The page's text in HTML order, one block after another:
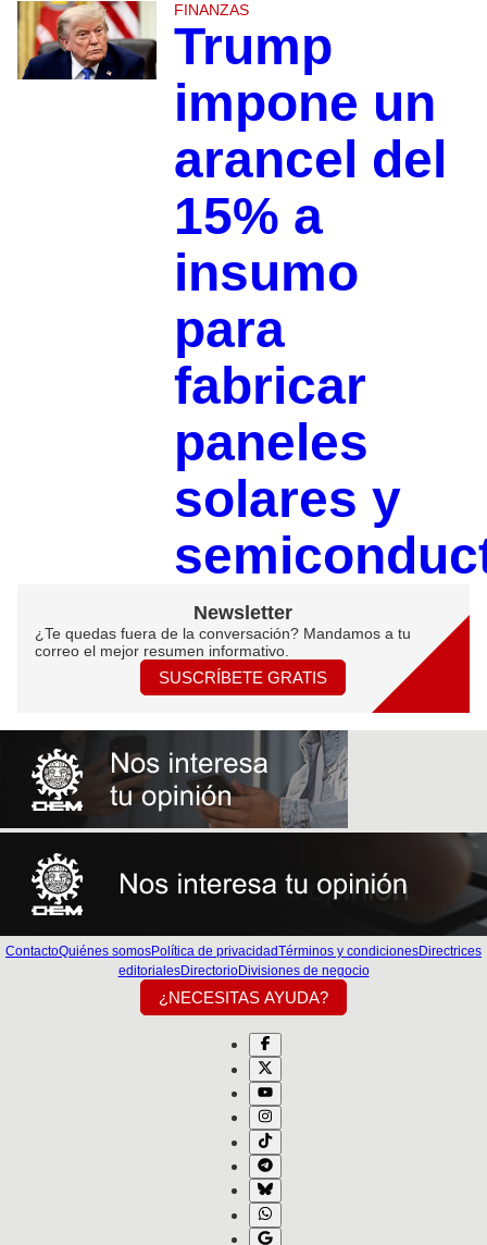
FINANZAS
Trump
impone un
arancel del
15% a
insumo
para
fabricar
paneles
solares y
Newsletter
¿Te quedas fuera de la conversación? Mandamos a tu
correo el mejor resumen informativo.
SUSCRÍBETE GRATIS
ContactoQuiénes somosPolítica de privacidadTérminos y condicionesDirectrices
editorialesDirectorioDivisiones de negocio
¿NECESITAS AYUDA?